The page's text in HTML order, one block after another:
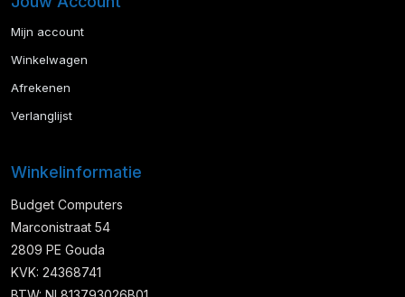
Mijn account
Winkelwagen
Afrekenen
Verlanglijst
Winkelinformatie
Budget Computers
Marconistraat 54
2809 PE Gouda
KVK: 24368741